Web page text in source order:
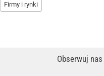
Firmy i rynki
Obserwuj nas